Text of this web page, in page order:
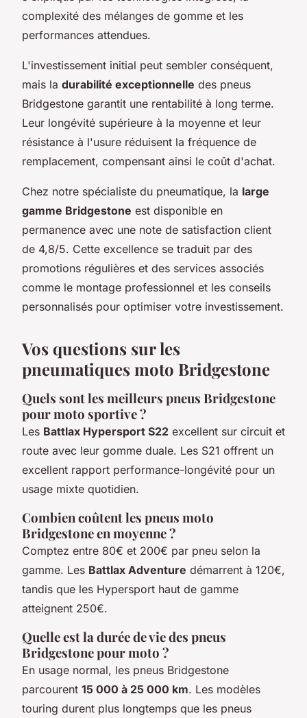
complexité des mélanges de gomme et les
performances attendues.
L'investissement initial peut sembler conséquent,
mais la durabilité exceptionnelle des pneus
Bridgestone garantit une rentabilité à long terme.
Leur longévité supérieure à la moyenne et leur
résistance à l'usure réduisent la fréquence de
remplacement, compensant ainsi le coût d'achat.
Chez notre spécialiste du pneumatique, la large
gamme Bridgestone est disponible en
permanence avec une note de satisfaction client
de 4,8/5. Cette excellence se traduit par des
promotions régulières et des services associés
comme le montage professionnel et les conseils
personnalisés pour optimiser votre investissement.
Vos questions sur les
pneumatiques moto Bridgestone
Quels sont les meilleurs pneus Bridgestone
pour moto sportive ?
Les Battlax Hypersport S22 excellent sur circuit et
route avec leur gomme duale. Les S21 offrent un
excellent rapport performance-longévité pour un
usage mixte quotidien.
Combien coûtent les pneus moto
Bridgestone en moyenne ?
Comptez entre 80€ et 200€ par pneu selon la
gamme. Les Battlax Adventure démarrent à 120€,
tandis que les Hypersport haut de gamme
atteignent 250€.
Quelle est la durée de vie des pneus
Bridgestone pour moto ?
En usage normal, les pneus Bridgestone
parcourent 15 000 à 25 000 km. Les modèles
touring durent plus longtemps que les pneus